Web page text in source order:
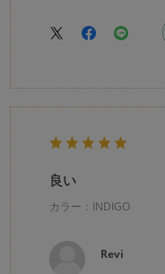
良い
カラー：INDIGO
Revi